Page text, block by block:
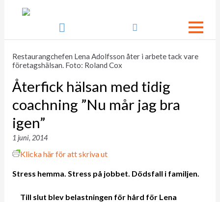

Restaurangchefen Lena Adolfsson åter i arbete tack vare
företagshälsan. Foto: Roland Cox
Återfick hälsan med tidig
coachning ”Nu mår jag bra
igen”
1 juni, 2014
Klicka här för att skriva ut
Stress hemma. Stress på jobbet. Dödsfall i familjen.
Till slut blev belastningen för hård för Lena